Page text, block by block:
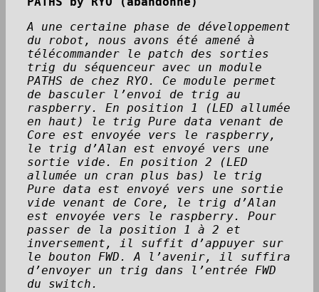
A une certaine phase de développement
du robot, nous avons été amené à
télécommander le patch des sorties
trig du séquenceur avec un module
PATHS de chez RYO. Ce module permet
de basculer l’envoi de trig au
raspberry. En position 1 (LED allumée
en haut) le trig Pure data venant de
Core est envoyée vers le raspberry,
le trig d’Alan est envoyé vers une
sortie vide. En position 2 (LED
allumée un cran plus bas) le trig
Pure data est envoyé vers une sortie
vide venant de Core, le trig d’Alan
est envoyée vers le raspberry. Pour
passer de la position 1 à 2 et
inversement, il suffit d’appuyer sur
le bouton FWD. A l’avenir, il suffira
d’envoyer un trig dans l’entrée FWD
du switch.